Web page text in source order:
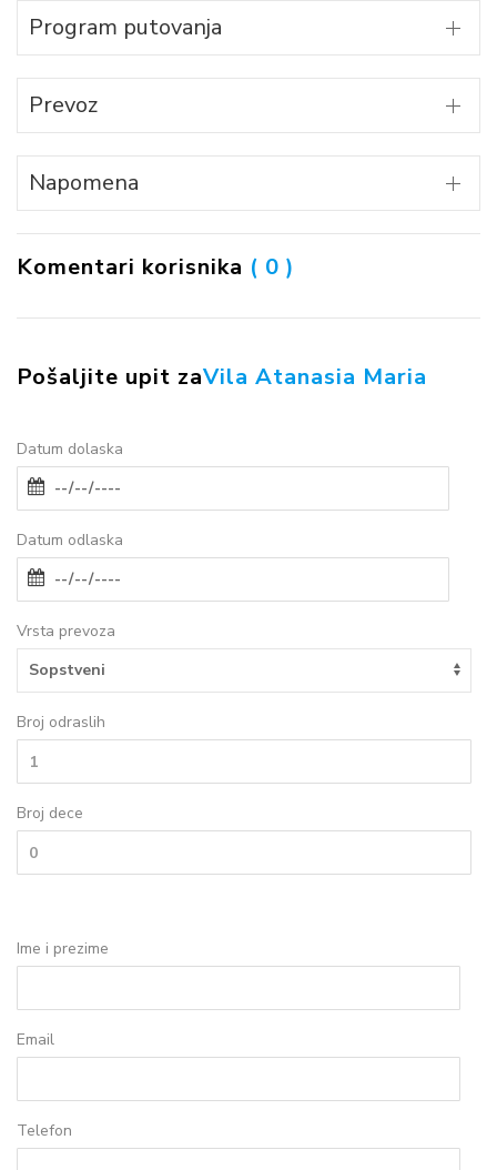
Program putovanja
Prevoz
Napomena
Komentari korisnika ( 0 )
Pošaljite upit zaVila Atanasia Maria
Datum dolaska
Datum odlaska
Vrsta prevoza
Broj odraslih
Broj dece
Ime i prezime
Email
Telefon